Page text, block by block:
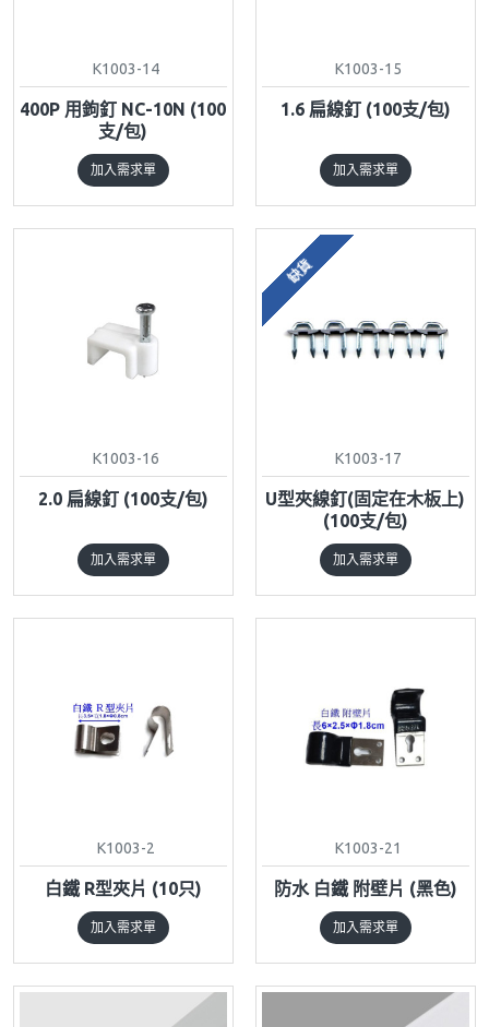
K1003-14
400P 用鉤釘 NC-10N (100
支/包)
加入需求單
K1003-15
1.6 扁線釘 (100支/包)
加入需求單
K1003-16
2.0 扁線釘 (100支/包)
加入需求單
缺貨
K1003-17
U型夾線釘(固定在木板上)
(100支/包)
加入需求單
K1003-2
白鐵 R型夾片 (10只)
加入需求單
K1003-21
防水 白鐵 附壁片 (黑色)
加入需求單